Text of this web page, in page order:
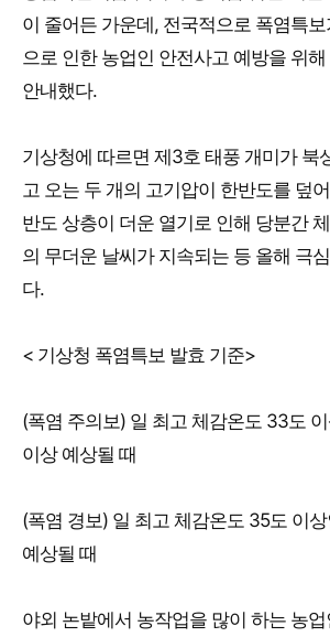
이 줄어든 가운데, 전국적으로 폭염특
으로 인한 농업인 안전사고 예방을 위
안내했다.
기상청에 따르면 제3호 태풍 개미가 북
고 오는 두 개의 고기압이 한반도를 덮어
반도 상층이 더운 열기로 인해 당분간
의 무더운 날씨가 지속되는 등 올해 극
다.
< 기상청 폭염특보 발효 기준>
(폭염 주의보) 일 최고 체감온도 33도
이상 예상될 때
(폭염 경보) 일 최고 체감온도 35도 이
예상될 때
야외 논밭에서 농작업을 많이 하는 농